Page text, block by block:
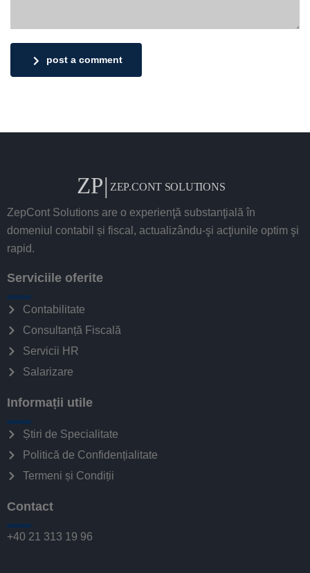
post a comment
ZepCont Solutions are o experienţă substanţială în
domeniul contabil și fiscal, actualizându-şi acţiunile optim şi
rapid.
Serviciile oferite
Contabilitate
Consultanță Fiscală
Servicii HR
Salarizare
Informații utile
Știri de Specialitate
Politică de Confidențialitate
Termeni și Condiții
Contact
+40 21 313 19 96